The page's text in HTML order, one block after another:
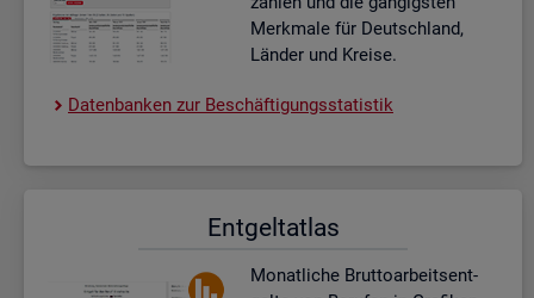
Merk­ma­le für Deutsch­land,
Län­der und Krei­se.
Da­ten­ban­ken zur Be­schäf­ti­gungs­sta­tis­tik
Ent­gel­t­at­las
Mo­nat­li­che Brut­to­ar­beits­ent­